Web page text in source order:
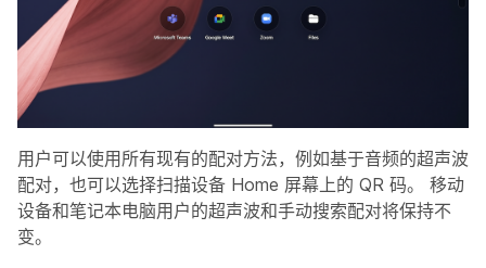
用户可以使用所有现有的配对方法，例如基于音频的超声波
配对，也可以选择扫描设备 Home 屏幕上的 QR 码。 移动
设备和笔记本电脑用户的超声波和手动搜索配对将保持不
变。